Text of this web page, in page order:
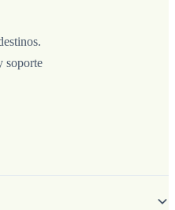
soporte